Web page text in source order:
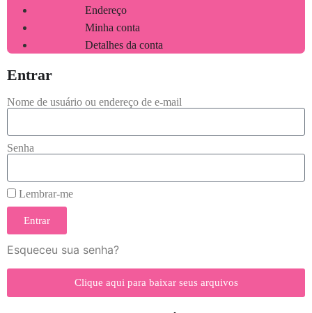
Endereço
Minha conta
Detalhes da conta
Entrar
Nome de usuário ou endereço de e-mail
Senha
Lembrar-me
Entrar
Esqueceu sua senha?
Clique aqui para baixar seus arquivos